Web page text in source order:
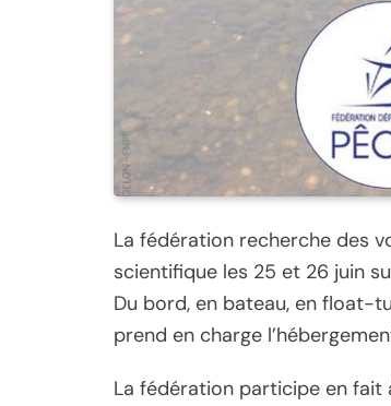
La fédération recherche des
scientifique les 25 et 26 juin
Du bord, en bateau, en float-
prend en charge
La fédération participe en fait